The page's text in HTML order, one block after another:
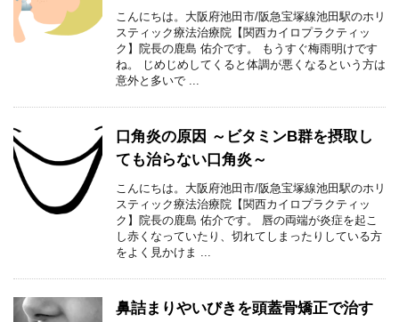
こんにちは。大阪府池田市/阪急宝塚線池田駅のホリ
スティック療法治療院【関西カイロプラクティッ
ク】院長の鹿島 佑介です。 もうすぐ梅雨明けです
ね。 じめじめしてくると体調が悪くなるという方は
意外と多いで ...
口角炎の原因 ～ビタミンB群を摂取し
ても治らない口角炎～
こんにちは。大阪府池田市/阪急宝塚線池田駅のホリ
スティック療法治療院【関西カイロプラクティッ
ク】院長の鹿島 佑介です。 唇の両端が炎症を起こ
し赤くなっていたり、切れてしまったりしている方
をよく見かけま ...
鼻詰まりやいびきを頭蓋骨矯正で治す